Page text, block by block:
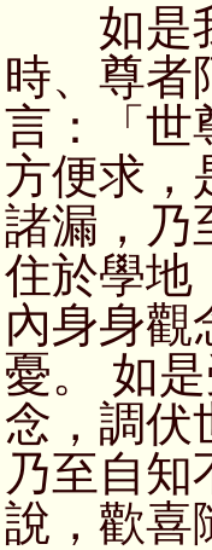
如是我
時、尊者
言：「世
方便求，
諸漏，乃
住於學地
內身身觀
憂。 如
念，調伏
乃至自
說，歡喜